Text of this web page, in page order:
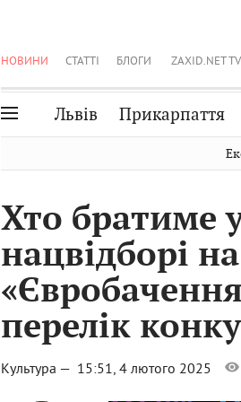
НОВИНИ СТАТТІ БЛОГИ ZAXID.NET TV
Львів Прикарпаття
Волинь
Чернівці
Шептицький
Хто братиме
нацвідборі на
перелік
Культура — 15:51, 4 лютого 2025